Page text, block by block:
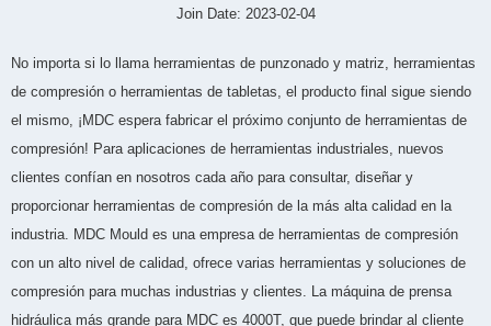
Join Date: 2023-02-04
No importa si lo llama herramientas de punzonado y matriz, herramientas
de compresión o herramientas de tabletas, el producto final sigue siendo
el mismo, ¡MDC espera fabricar el próximo conjunto de herramientas de
compresión! Para aplicaciones de herramientas industriales, nuevos
clientes confían en nosotros cada año para consultar, diseñar y
proporcionar herramientas de compresión de la más alta calidad en la
industria. MDC Mould es una empresa de herramientas de compresión
con un alto nivel de calidad, ofrece varias herramientas y soluciones de
compresión para muchas industrias y clientes. La máquina de prensa
hidráulica más grande para MDC es 4000T, que puede brindar al cliente